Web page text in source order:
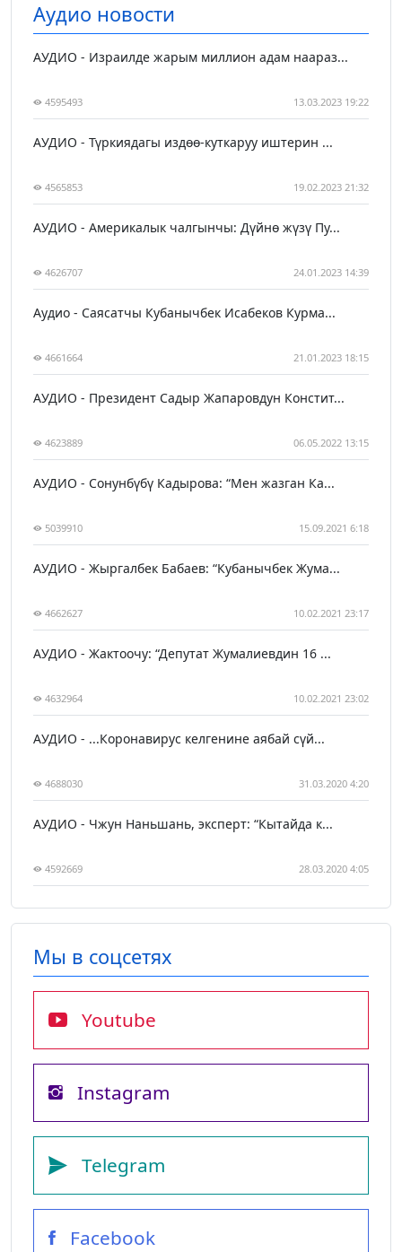
Аудио новости
АУДИО - Израилде жарым миллион адам наараз...
4595493 13.03.2023 19:22
АУДИО - Түркиядагы издөө-куткаруу иштерин ...
4565853 19.02.2023 21:32
АУДИО - Америкалык чалгынчы: Дүйнө жүзү Пу...
4626707 24.01.2023 14:39
Аудио - Саясатчы Кубанычбек Исабеков Курма...
4661664 21.01.2023 18:15
АУДИО - Президент Садыр Жапаровдун Констит...
4623889 06.05.2022 13:15
АУДИО - Сонунбүбү Кадырова: “Мен жазган Ка...
5039910 15.09.2021 6:18
АУДИО - Жыргалбек Бабаев: “Кубанычбек Жума...
4662627 10.02.2021 23:17
АУДИО - Жактоочу: “Депутат Жумалиевдин 16 ...
4632964 10.02.2021 23:02
АУДИО - ...Коронавирус келгенине аябай сүй...
4688030 31.03.2020 4:20
АУДИО - Чжун Наньшань, эксперт: “Кытайда к...
4592669 28.03.2020 4:05
Мы в соцсетях
Youtube
Instagram
Telegram
Facebook